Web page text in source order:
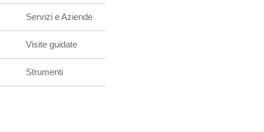
Servizi e Aziende
Visite guidate
Strumenti